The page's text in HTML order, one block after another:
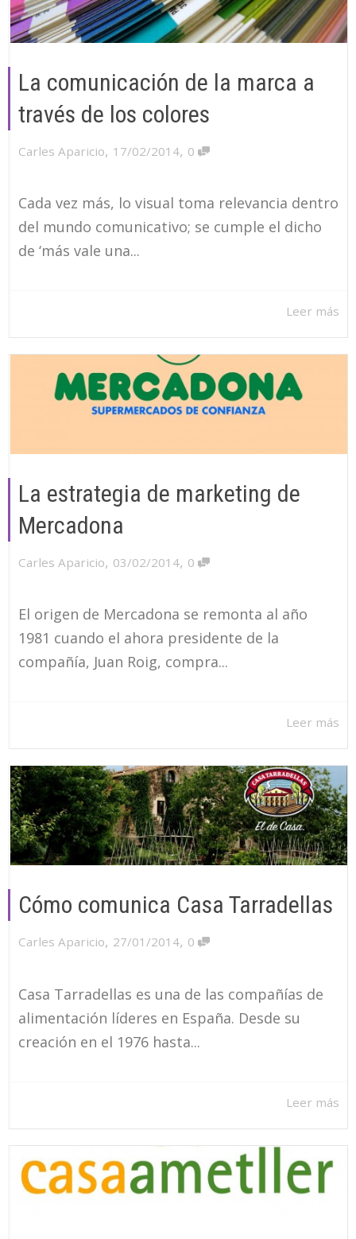
La comunicación de la marca a
través de los colores
Carles Aparicio, 17/02/2014, 0
Cada vez más, lo visual toma relevancia dentro
del mundo comunicativo; se cumple el dicho
de ‘más vale una...
Leer más
La estrategia de marketing de
Mercadona
Carles Aparicio, 03/02/2014, 0
El origen de Mercadona se remonta al año
1981 cuando el ahora presidente de la
compañía, Juan Roig, compra...
Leer más
Cómo comunica Casa Tarradellas
Carles Aparicio, 27/01/2014, 0
Casa Tarradellas es una de las compañías de
alimentación líderes en España. Desde su
creación en el 1976 hasta...
Leer más